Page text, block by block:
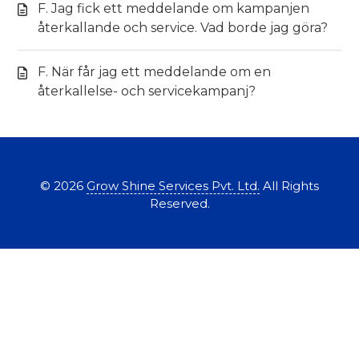
F. Jag fick ett meddelande om kampanjen
återkallande och service. Vad borde jag göra?
F. När får jag ett meddelande om en
återkallelse- och servicekampanj?
© 2026 Grow Shine Services Pvt. Ltd. All Rights
Reserved.